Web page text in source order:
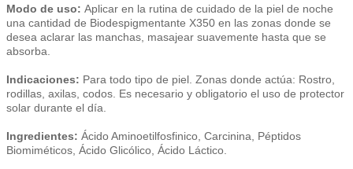
Modo de uso: Aplicar en la rutina de cuidado de la piel de noche
una cantidad de Biodespigmentante X350 en las zonas donde se
desea aclarar las manchas, masajear suavemente hasta que se
absorba.
Indicaciones: Para todo tipo de piel. Zonas donde actúa: Rostro,
rodillas, axilas, codos. Es necesario y obligatorio el uso de protector
solar durante el día.
Ingredientes: Ácido Aminoetilfosfinico, Carcinina, Péptidos
Biomiméticos, Ácido Glicólico, Ácido Láctico.